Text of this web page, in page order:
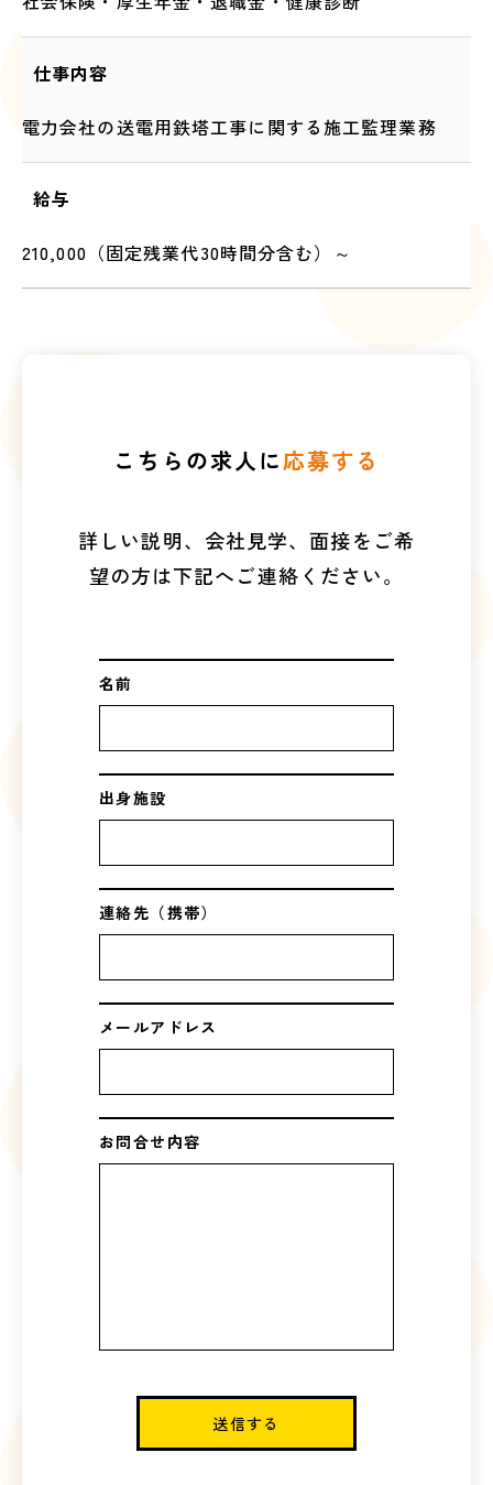
仕事内容
電力会社の送電用鉄塔工事に関する施工監理業務
給与
210,000（固定残業代30時間分含む）～
こちらの求人に応募する
詳しい説明、会社見学、面接をご希
望の方は下記へご連絡ください。
名前
出身施設
連絡先（携帯）
メールアドレス
お問合せ内容